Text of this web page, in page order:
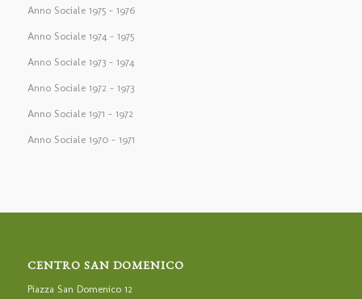
Anno Sociale 1975 – 1976
Anno Sociale 1974 – 1975
Anno Sociale 1973 – 1974
Anno Sociale 1972 – 1973
Anno Sociale 1971 – 1972
Anno Sociale 1970 – 1971
CENTRO SAN DOMENICO
Piazza San Domenico 12